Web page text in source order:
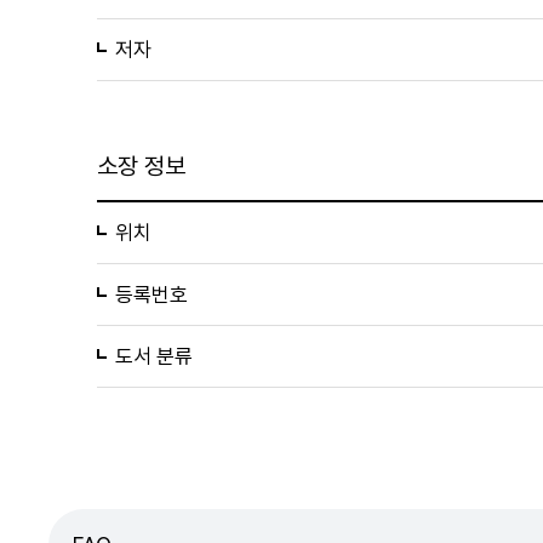
저자
소장 정보
위치
등록번호
도서 분류